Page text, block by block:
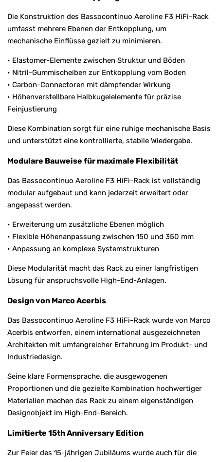
Die Konstruktion des Bassocontinuo Aeroline F3 HiFi-Rack
umfasst mehrere Ebenen der Entkopplung, um
mechanische Einflüsse gezielt zu minimieren.
• Elastomer-Elemente zwischen Struktur und Böden
• Nitril-Gummischeiben zur Entkopplung vom Boden
• Carbon-Connectoren mit dämpfender Wirkung
• Höhenverstellbare Halbkugelelemente für präzise
Feinjustierung
Diese Kombination sorgt für eine ruhige mechanische Basis
und unterstützt eine kontrollierte, stabile Wiedergabe.
Modulare Bauweise für maximale Flexibilität
Das Bassocontinuo Aeroline F3 HiFi-Rack ist vollständig
modular aufgebaut und kann jederzeit erweitert oder
angepasst werden.
• Erweiterung um zusätzliche Ebenen möglich
• Flexible Höhenanpassung zwischen 150 und 350 mm
• Anpassung an komplexe Systemstrukturen
Diese Modularität macht das Rack zu einer langfristigen
Lösung für anspruchsvolle High-End-Anlagen.
Design von Marco Acerbis
Das Bassocontinuo Aeroline F3 HiFi-Rack wurde von Marco
Acerbis entworfen, einem international ausgezeichneten
Architekten mit umfangreicher Erfahrung im Produkt- und
Industriedesign.
Seine klare Formensprache, die ausgewogenen
Proportionen und die gezielte Kombination hochwertiger
Materialien machen das Rack zu einem eigenständigen
Designobjekt im High-End-Bereich.
Limitierte 15th Anniversary Edition
Zur Feier des 15-jährigen Jubiläums wurde auch für die